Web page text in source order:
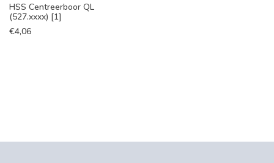
HSS Centreerboor QL
(527.xxxx) [1]
€4,06